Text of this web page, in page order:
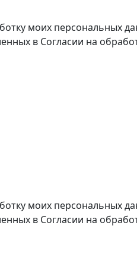
моих персональных
в Согласии на
моих персональных
в Согласии на